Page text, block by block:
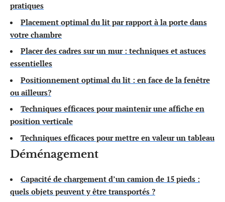
pratiques
Placement optimal du lit par rapport à la porte dans
votre chambre
Placer des cadres sur un mur : techniques et astuces
essentielles
Positionnement optimal du lit : en face de la fenêtre
ou ailleurs?
Techniques efficaces pour maintenir une affiche en
position verticale
Techniques efficaces pour mettre en valeur un tableau
Déménagement
Capacité de chargement d’un camion de 15 pieds :
quels objets peuvent y être transportés ?